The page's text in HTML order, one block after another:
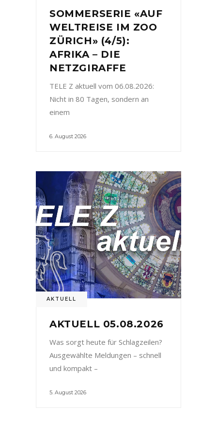
SOMMERSERIE «AUF
WELTREISE IM ZOO
ZÜRICH» (4/5):
AFRIKA – DIE
NETZGIRAFFE
TELE Z aktuell vom 06.08.2026:
Nicht in 80 Tagen, sondern an
einem
6. August 2026
AKTUELL
AKTUELL 05.08.2026
Was sorgt heute für Schlagzeilen?
Ausgewählte Meldungen – schnell
und kompakt –
5. August 2026